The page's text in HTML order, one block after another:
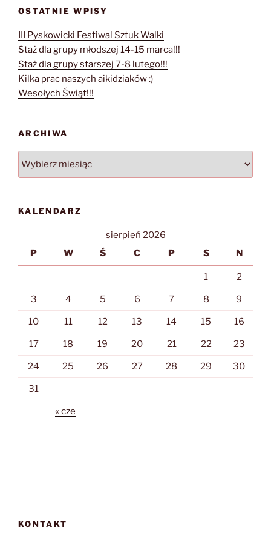
OSTATNIE WPISY
III Pyskowicki Festiwal Sztuk Walki
Staż dla grupy młodszej 14-15 marca!!!
Staż dla grupy starszej 7-8 lutego!!!
Kilka prac naszych aikidziaków :)
Wesołych Świąt!!!
ARCHIWA
Archiwa
KALENDARZ
sierpień 2026
P
W Ś C P S N
1 2
3 4 5 6 7 8 9
10 11 12 13 14 15 16
17 18 19 20 21 22 23
24 25 26 27 28 29 30
31
« cze
KONTAKT